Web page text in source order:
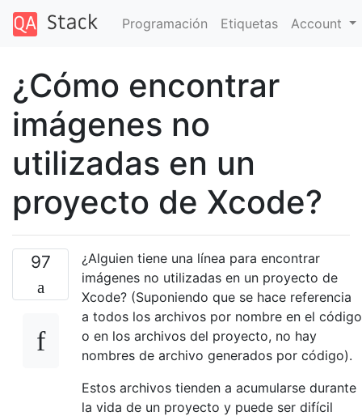
Programación Etiquetas Account
¿Cómo encontrar
imágenes no
utilizadas en un
proyecto de Xcode?
97
¿Alguien tiene una línea para encontrar
imágenes no utilizadas en un proyecto de
Xcode? (Suponiendo que se hace referencia
a todos los archivos por nombre en el código
o en los archivos del proyecto, no hay
nombres de archivo generados por código).
Estos archivos tienden a acumularse durante
la vida de un proyecto y puede ser difícil